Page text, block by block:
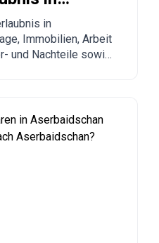
Wege zur
in
Immobilien, Arbeit
und Nachteile sowie